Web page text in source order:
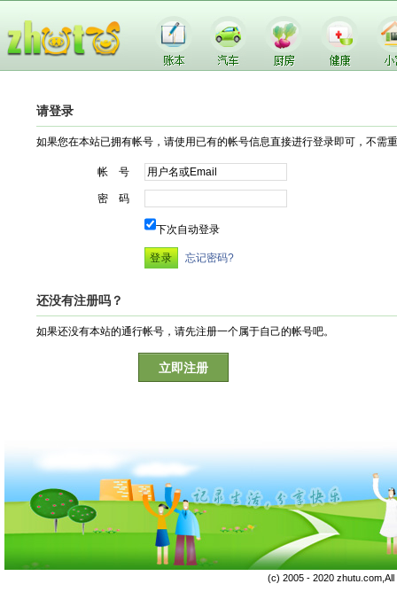
请登录
如果您在本站已拥有帐号，请使用已有的帐号信息直接进行登录即可，不需
帐 号
密 码
下次自动登录
忘记密码?
还没有注册吗？
如果还没有本站的通行帐号，请先注册一个属于自己的帐号吧。
立即注册
(c) 2005 - 2020